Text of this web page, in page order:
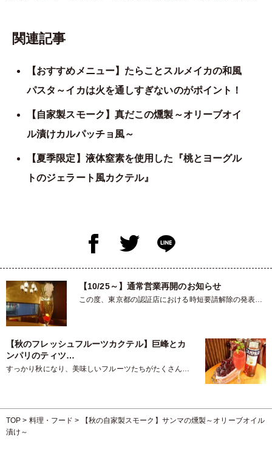
関連記事
【おすすめメニュー】たらことスルメイカの和風
パスタ～イカは火を通しすぎないのがポイント！
【自家製スモーク】真だこの燻製～オリーブオイ
ル漬けカルパッチョ風～
【夏季限定】液体窒素を使用した『桃とヨーグル
トのジェラート風カクテル』
【10/25～】通常営業再開のお知らせ
この度、東京都の認証店における時短要請解除の発表に
【秋のフレッシュフルーツカクテル】巨峰とカ
ンパリのティツ…
すっかり秋になり、美味しいフルーツたちがたくさん店
TOP > 料理・フード >
【秋の自家製スモーク】サンマの燻製～オリーブオイル
漬け～